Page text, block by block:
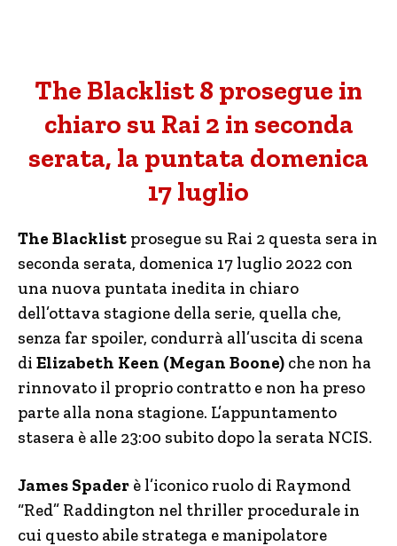
The Blacklist 8 prosegue in
chiaro su Rai 2 in seconda
serata, la puntata domenica
17 luglio
The Blacklist prosegue su Rai 2 questa sera in
seconda serata, domenica 17 luglio 2022 con
una nuova puntata inedita in chiaro
dell’ottava stagione della serie, quella che,
senza far spoiler, condurrà all’uscita di scena
di Elizabeth Keen (Megan Boone) che non ha
rinnovato il proprio contratto e non ha preso
parte alla nona stagione. L’appuntamento
stasera è alle 23:00 subito dopo la serata NCIS.
James Spader è l’iconico ruolo di Raymond
“Red” Raddington nel thriller procedurale in
cui questo abile stratega e manipolatore